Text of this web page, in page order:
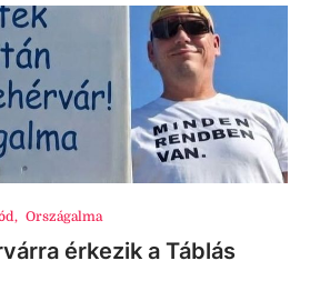
, Országalma
érkezik a Táblás